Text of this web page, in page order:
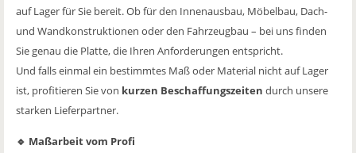
auf Lager für Sie bereit. Ob für den Innenausbau, Möbelbau, Dach-
und Wandkonstruktionen oder den Fahrzeugbau – bei uns finden
Sie genau die Platte, die Ihren Anforderungen entspricht.
Und falls einmal ein bestimmtes Maß oder Material nicht auf Lager
ist, profitieren Sie von kurzen Beschaffungszeiten durch unsere
starken Lieferpartner.
🔹 Maßarbeit vom Profi